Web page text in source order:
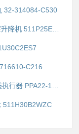
32-314084-C530
C216
511H30B2WZC